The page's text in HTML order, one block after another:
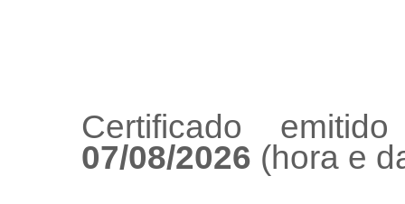
Certificado
07/08/2026 (hora e